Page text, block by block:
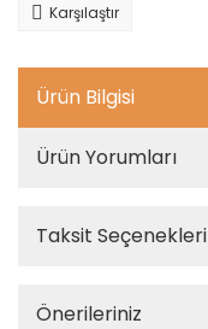
Karşılaştır
Ürün Bilgisi
Ürün Yorumları
Taksit Seçenekleri
Önerileriniz